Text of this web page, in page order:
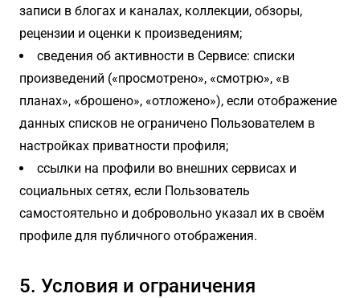
записи в блогах и каналах, коллекции, обзоры,
рецензии и оценки к произведениям;
сведения об активности в Сервисе: списки
произведений («просмотрено», «смотрю», «в
планах», «брошено», «отложено»), если отображение
данных списков не ограничено Пользователем в
настройках приватности профиля;
ссылки на профили во внешних сервисах и
социальных сетях, если Пользователь
самостоятельно и добровольно указал их в своём
профиле для публичного отображения.
5. Условия и ограничения